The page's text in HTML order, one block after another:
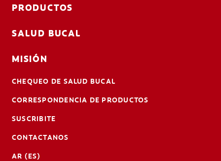
PRODUCTOS
SALUD BUCAL
MISIÓN
CHEQUEO DE SALUD BUCAL
CORRESPONDENCIA DE PRODUCTOS
SUSCRIBITE
CONTACTANOS
AR (ES)